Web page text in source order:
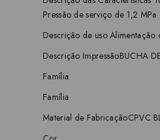
Pressão de serviço de 1,2
Descrição de uso Alimentação
Descrição ImpressãoBUCHA
Família
Família
Material de FabricaçãoCPVC